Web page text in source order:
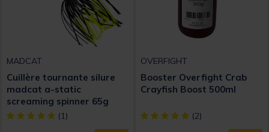
MADCAT
Cuillère tournante silure
madcat a-static
screaming spinner 65g
[object Object] out of 5 Customer Rating
(1)
OVERFIGHT
Booster Overfight Crab
Crayfish Boost 500ml
[object Object] out of 5
(2)